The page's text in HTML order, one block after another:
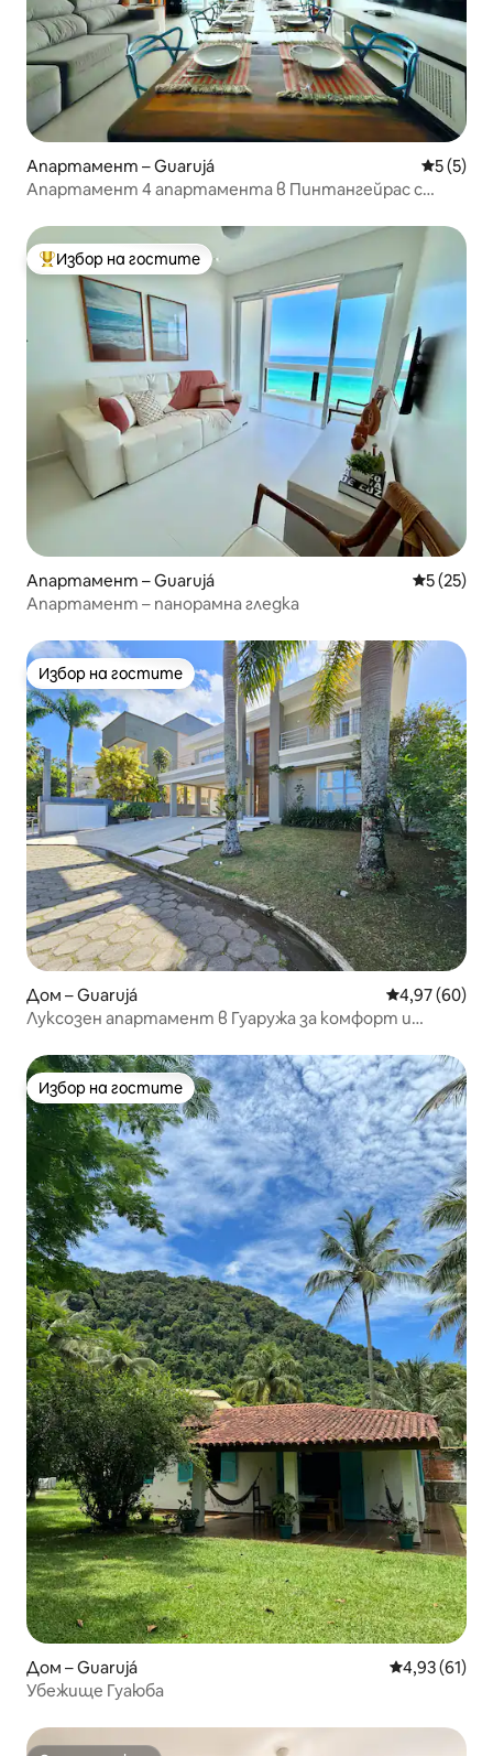
Апартамент – Guarujá Средна
5 (5)
Апартамент 4 апартамента в Пинтангейрас с
Най-популярен избор на гостите
Избор на гостите
Апартамент – Guarujá Средна
5 (25)
Апартамент – панорамна гледка
Избор на гостите
Избор на гостите
Дом – Guarujá Средна
4,97 (60)
Луксозен апартамент в Гуаружа за комфорт и
Избор на гостите
Избор на гостите
Дом – Guarujá Средна
4,93 (61)
Убежище Гуаюба